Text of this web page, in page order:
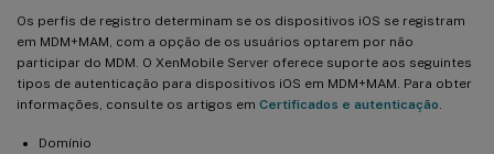
Os perfis de registro determinam se os dispositivos iOS se registram
em MDM+MAM, com a opção de os usuários optarem por não
participar do MDM. O XenMobile Server oferece suporte aos seguintes
tipos de autenticação para dispositivos iOS em MDM+MAM. Para obter
informações, consulte os artigos em Certificados e autenticação
Domínio